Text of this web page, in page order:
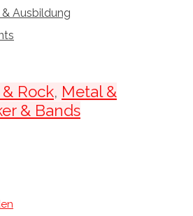
& Ausbildung
Rock, Metal &
& Bands